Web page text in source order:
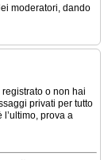
moderatori, dando
o non hai
privati per tutto
prova a